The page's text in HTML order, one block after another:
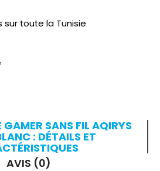
sur toute la Tunisie
SANS FIL AQIRYS
: DÉTAILS ET
AVIS (0)